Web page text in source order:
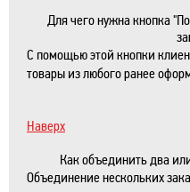
Для чего нужна кнопка
С помощью этой кнопки
товары из любого ранее
Наверх
Как объединить два
Объединение нескольких